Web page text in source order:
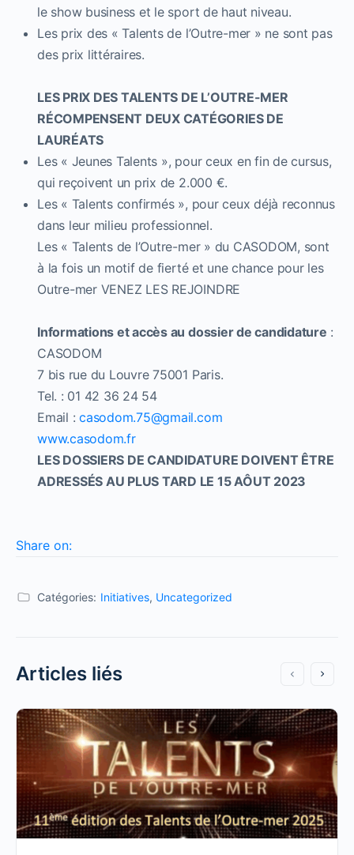
le show business et le sport de haut niveau.
Les prix des « Talents de l’Outre-mer » ne sont pas
des prix littéraires.
LES PRIX DES TALENTS DE L’OUTRE-MER
RÉCOMPENSENT DEUX CATÉGORIES DE
LAURÉATS
Les « Jeunes Talents », pour ceux en fin de cursus,
qui reçoivent un prix de 2.000 €.
Les « Talents confirmés », pour ceux déjà reconnus
dans leur milieu professionnel.
Les « Talents de l’Outre-mer » du CASODOM, sont
à la fois un motif de fierté et une chance pour les
Outre-mer VENEZ LES REJOINDRE
Informations et accès au dossier de candidature :
CASODOM
7 bis rue du Louvre 75001 Paris.
Tel. : 01 42 36 24 54
Email :casodom.75@gmail.com
www.casodom.fr
LES DOSSIERS DE CANDIDATURE DOIVENT ÊTRE
ADRESSÉS AU PLUS TARD LE 15 AÔUT 2023
Share on:
Catégories: Initiatives, Uncategorized
Articles liés